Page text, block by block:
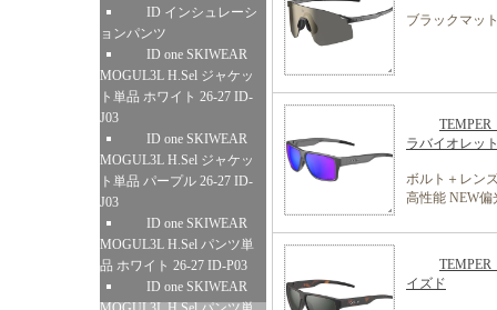
ID インシュレーシ
ョンパンツ
ID one SKIWEAR
MOGUL3L H.Sel ジャケッ
ト単品 ホワイト 26-27 ID-
J03
ID one SKIWEAR
MOGUL3L H.Sel ジャケッ
ト単品 パープル 26-27 ID-
J03
ID one SKIWEAR
MOGUL3L H.Sel パンツ単
品 ホワイト 26-27 ID-P03
ID one SKIWEAR
ブラックマッ
ラバイオレッ
ボルト＋レ
高性能 NEW
イズド